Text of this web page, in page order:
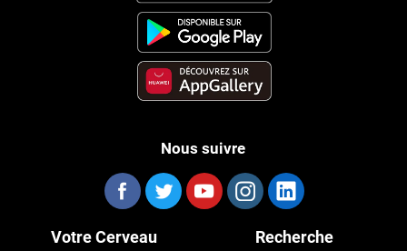
Nous suivre
Votre Cerveau Recherche